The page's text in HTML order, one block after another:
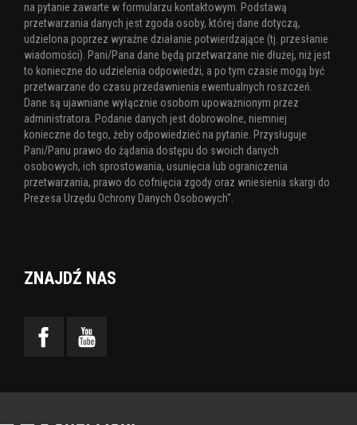
na pytanie zawarte w formularzu kontaktowym. Podstawą
przetwarzania danych jest zgoda osoby, której dane dotyczą,
udzielona poprzez wyraźne działanie potwierdzające (tj. przesłanie
wiadomości). Pani/Pana dane będą przetwarzane nie dłużej, niż jest
to konieczne do udzielenia odpowiedzi, a po tym czasie mogą być
przetwarzane do czasu przedawnienia ewentualnych roszczeń.
Dane są ujawniane wyłącznie osobom upoważnionym przez
administratora. Podanie danych jest dobrowolne, niemniej
konieczne do tego, żeby odpowiedzieć na pytanie. Przysługuje
Pani/Panu prawo do żądania dostępu do swoich danych
osobowych, ich sprostowania, usunięcia lub ograniczenia
przetwarzania, prawo do cofnięcia zgody oraz wniesienia skargi do
Prezesa Urzędu Ochrony Danych Osobowych".
ZNAJDŹ NAS